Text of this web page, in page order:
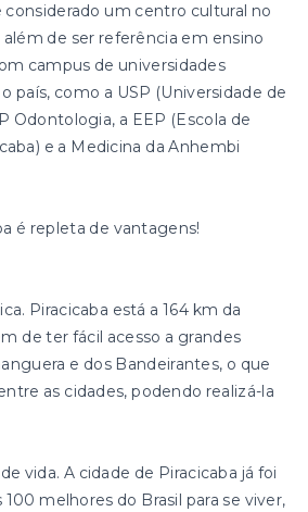
um centro cultural no
de ser referência em ensino
campus de universidades
país, como a USP (Universidade de
Odontologia, a EEP (Escola de
e a Medicina da Anhembi
é repleta de vantagens!
Piracicaba está a 164 km da
de ter fácil acesso a grandes
e dos Bandeirantes, o que
as cidades, podendo realizá-la
vida. A cidade de Piracicaba já foi
melhores do Brasil para se viver,